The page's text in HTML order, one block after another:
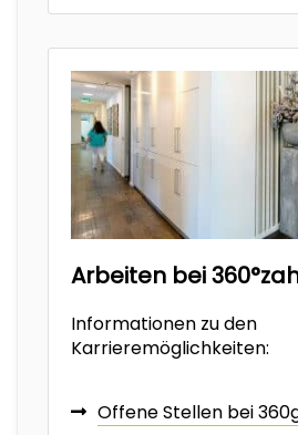
Arbeiten bei
Informationen zu den
Karrieremöglichkeiten:
Offene Stellen bei